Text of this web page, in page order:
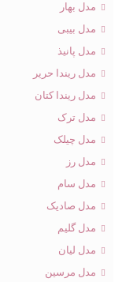
مدل بهار
مدل بیبی
مدل پانیذ
مدل ریندا حریر
مدل ریندا کتان
مدل ترک
مدل چیلک
مدل رز
مدل سام
مدل صادیک
مدل گلیم
مدل لیان
مدل مرسین